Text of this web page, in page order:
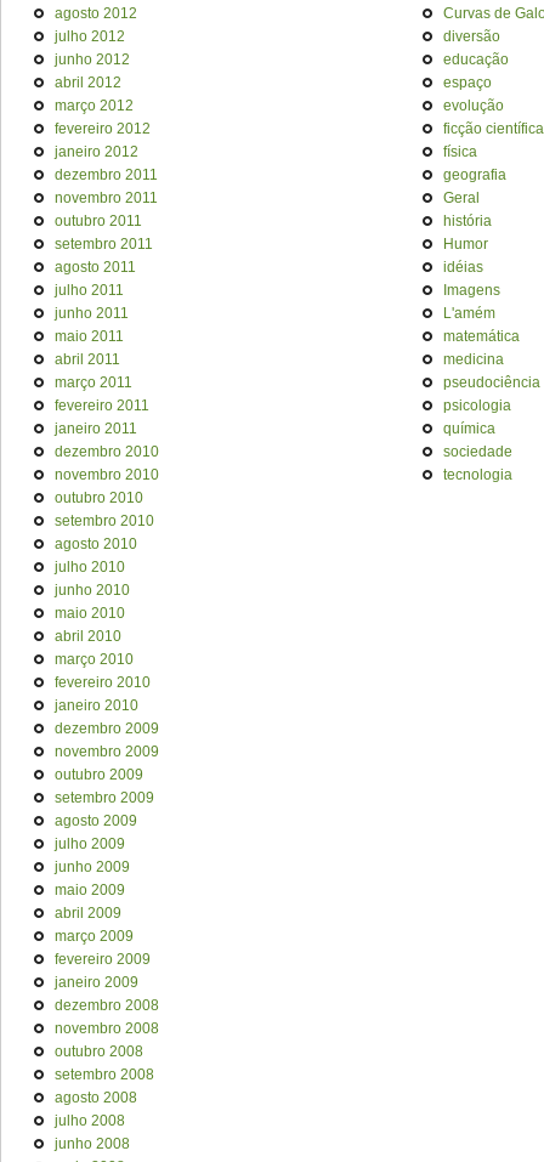
agosto 2012
julho 2012
junho 2012
abril 2012
março 2012
fevereiro 2012
janeiro 2012
dezembro 2011
novembro 2011
outubro 2011
setembro 2011
agosto 2011
julho 2011
junho 2011
maio 2011
abril 2011
março 2011
fevereiro 2011
janeiro 2011
dezembro 2010
novembro 2010
outubro 2010
setembro 2010
agosto 2010
julho 2010
junho 2010
maio 2010
abril 2010
março 2010
fevereiro 2010
janeiro 2010
dezembro 2009
novembro 2009
outubro 2009
setembro 2009
agosto 2009
julho 2009
junho 2009
maio 2009
abril 2009
março 2009
fevereiro 2009
janeiro 2009
dezembro 2008
novembro 2008
outubro 2008
setembro 2008
agosto 2008
julho 2008
junho 2008
Curvas de
diversão
educação
espaço
evolução
ficção científica
física
geografia
Geral
história
Humor
idéias
Imagens
L'amém
matemática
medicina
pseudociência
psicologia
química
sociedade
tecnologia